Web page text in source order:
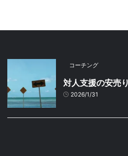
コーチング
対人支援の安売
2026/1/31